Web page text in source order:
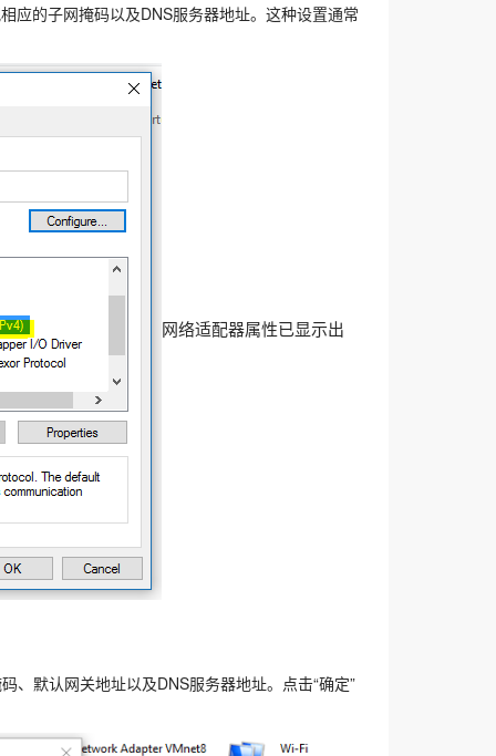
应的子网掩码以及DNS服务器地址。这种设置通常
网络适配器属性已显示出
、默认网关地址以及DNS服务器地址。点击“确定”